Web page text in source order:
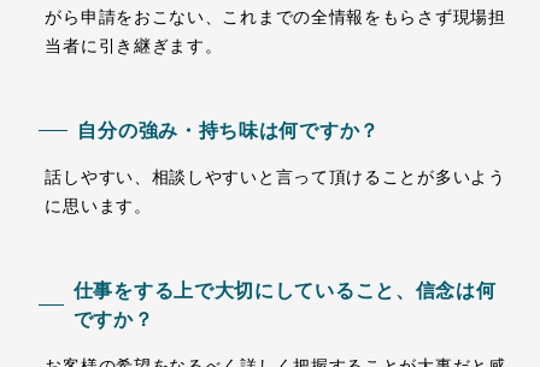
がら申請をおこない、これまでの全情報をもらさず現場担
当者に引き継ぎます。
自分の強み・持ち味は何ですか？
話しやすい、相談しやすいと言って頂けることが多いよう
に思います。
仕事をする上で大切にしていること、信念は何
ですか？